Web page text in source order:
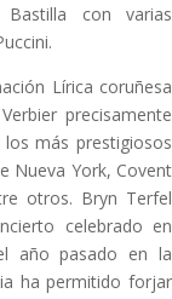
con varias
Lírica coruñesa
precisamente
más prestigiosos
Nueva York, Covent
otros. Bryn Terfel
celebrado en
año pasado en la
ha permitido forjar